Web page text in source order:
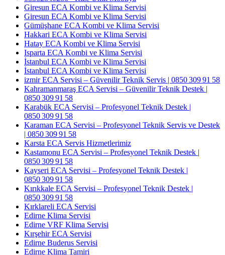
Giresun ECA Kombi ve Klima Servisi
Giresun ECA Kombi ve Klima Servisi
Gümüşhane ECA Kombi ve Klima Servisi
Hakkari ECA Kombi ve Klima Servisi
Hatay ECA Kombi ve Klima Servisi
Isparta ECA Kombi ve Klima Servisi
İstanbul ECA Kombi ve Klima Servisi
İstanbul ECA Kombi ve Klima Servisi
izmir ECA Servisi – Güvenilir Teknik Servis | 0850 309 91 58
Kahramanmaraş ECA Servisi – Güvenilir Teknik Destek |
0850 309 91 58
Karabük ECA Servisi – Profesyonel Teknik Destek |
0850 309 91 58
Karaman ECA Servisi – Profesyonel Teknik Servis ve Destek
| 0850 309 91 58
Karsta ECA Servis Hizmetlerimiz
Kastamonu ECA Servisi – Profesyonel Teknik Destek |
0850 309 91 58
Kayseri ECA Servisi – Profesyonel Teknik Destek |
0850 309 91 58
Kırıkkale ECA Servisi – Profesyonel Teknik Destek |
0850 309 91 58
Kırklareli ECA Servisi
Edirne Klima Servisi
Edirne VRF Klima Servisi
Kırşehir ECA Servisi
Edirne Buderus Servisi
Edirne Klima Tamiri